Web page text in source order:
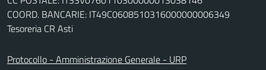
COORD. BANCARIE: IT49C0608510316000000006349
Tesoreria CR Asti
Protocollo - Amministrazione Generale - URP